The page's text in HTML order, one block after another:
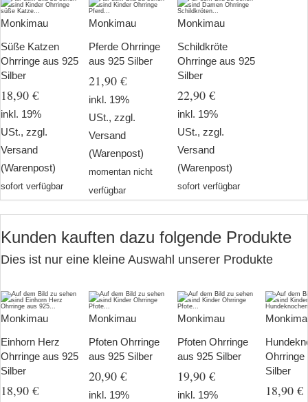
Monkimau
Süße Katzen
Ohrringe aus 925
Silber
18,90 €
inkl. 19%
USt., zzgl.
Versand
(Warenpost)
sofort verfügbar
Monkimau
Pferde Ohrringe
aus 925 Silber
21,90 €
inkl. 19%
USt., zzgl.
Versand
(Warenpost)
momentan nicht
verfügbar
Monkimau
Schildkröte
Ohrringe aus 925
Silber
22,90 €
inkl. 19%
USt., zzgl.
Versand
(Warenpost)
sofort verfügbar
Kunden kauften dazu folgende Produkte
Dies ist nur eine kleine Auswahl unserer Produkte
Monkimau
Einhorn Herz
Ohrringe aus 925
Silber
18,90 €
Monkimau
Pfoten Ohrringe
aus 925 Silber
20,90 €
inkl. 19%
Monkimau
Pfoten Ohrringe
aus 925 Silber
19,90 €
inkl. 19%
Ohrringe
Silber
18,90 €